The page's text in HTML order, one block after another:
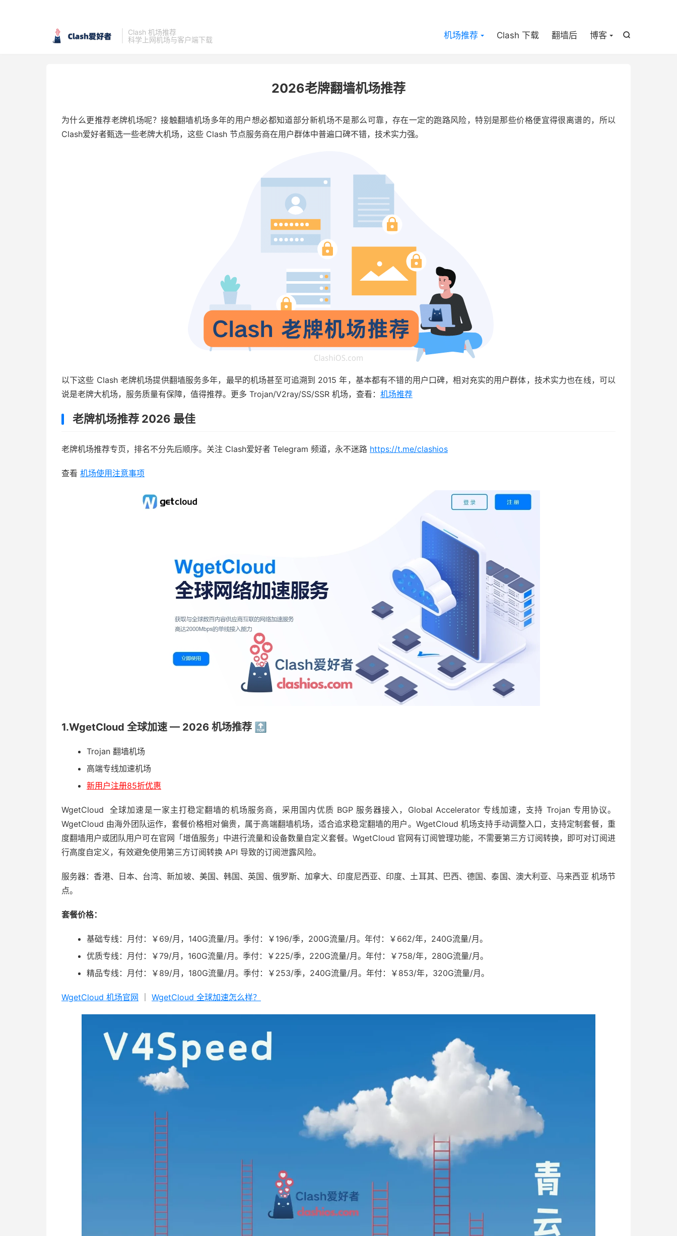
Clash 机场推荐
科学上网机场与客户端下载

机场推荐 Clash 下载 翻墙后 博客
2026老牌翻墙机场推荐
为什么更推荐老牌机场呢？接触翻墙机场多年的用户想必都知道部分新机场不是那么可靠，存在一定的跑路风险，特别是那些价格便宜得很离谱的，所以
Clash爱好者甄选一些老牌大机场，这些 Clash 节点服务商在用户群体中普遍口碑不错，技术实力强。
以下这些 Clash 老牌机场提供翻墙服务多年，最早的机场甚至可追溯到 2015 年，基本都有不错的用户口碑，相对充实的用户群体，技术实力也在线，可以
说是老牌大机场，服务质量有保障，值得推荐。更多 Trojan/V2ray/SS/SSR 机场，查看： 机场推荐
老牌机场推荐 2026 最佳
老牌机场推荐专页，排名不分先后顺序。关注 Clash爱好者 Telegram 频道，永不迷路 https://t.me/clashios
查看 机场使用注意事项
1.WgetCloud 全球加速 — 2026 机场推荐 🔝
Trojan 翻墙机场
高端专线加速机场
新用户注册85折优惠
WgetCloud 全球加速是一家主打稳定翻墙的机场服务商，采用国内优质 BGP 服务器接入，Global Accelerator 专线加速，支持 Trojan 专用协议。
WgetCloud 由海外团队运作，套餐价格相对偏贵，属于高端翻墙机场，适合追求稳定翻墙的用户。WgetCloud 机场支持手动调整入口，支持定制套餐，重
度翻墙用户或团队用户可在官网「增值服务」中进行流量和设备数量自定义套餐。WgetCloud 官网有订阅管理功能，不需要第三方订阅转换，即可对订阅进
行高度自定义，有效避免使用第三方订阅转换 API 导致的订阅泄露风险。
服务器：香港、日本、台湾、新加坡、美国、韩国、英国、俄罗斯、加拿大、印度尼西亚、印度、土耳其、巴西、德国、泰国、澳大利亚、马来西亚 机场节
点。
套餐价格：
基础专线：月付：￥69/月，140G流量/月。季付：￥196/季，200G流量/月。年付：￥662/年，240G流量/月。
优质专线：月付：￥79/月，160G流量/月。季付：￥225/季，220G流量/月。年付：￥758/年，280G流量/月。
精品专线：月付：￥89/月，180G流量/月。季付：￥253/季，240G流量/月。年付：￥853/年，320G流量/月。
WgetCloud 机场官网 WgetCloud 全球加速怎么样？